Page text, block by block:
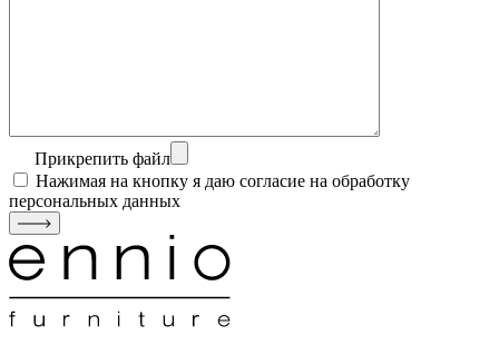
Прикрепить файл
Нажимая на кнопку я даю согласие на обработку
персональных данных